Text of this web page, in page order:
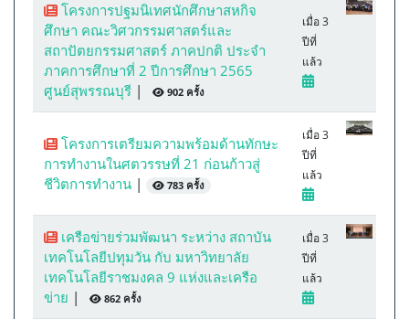
โครงการปฐมนิเทศนักศึกษาสหกิจ
ศึกษา คณะวิศวกรรมศาสตร์และ
สถาปัตยกรรมศาสตร์ ภาคปกติ ประจำ
ภาคการศึกษาที่ 2 ปีการศึกษา 2565
ศูนย์สุพรรณบุรี | 902 ครั้ง
เมื่อ 3
ปีที่
แล้ว
โครงการเตรียมความพร้อมด้านทักษะ
การทำงานในศตวรรษที่ 21 ก่อนก้าวสู่
ชีวิตการทำงาน | 783 ครั้ง
เมื่อ 3
ปีที่
แล้ว
เครือข่ายร่วมพัฒนา ระหว่าง สถาบัน
เทคโนโลยีปทุมวัน กับ มหาวิทยาลัย
เทคโนโลยีราชมงคล 9 แห่งและเครือ
ข่าย | 862 ครั้ง
เมื่อ 3
ปีที่
แล้ว